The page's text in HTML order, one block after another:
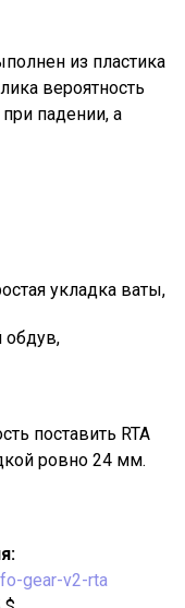
из пластика
вероятность
падении, а
укладка ваты,
обдув,
поставить RTA
ровно 24 мм.
gear-v2-rta